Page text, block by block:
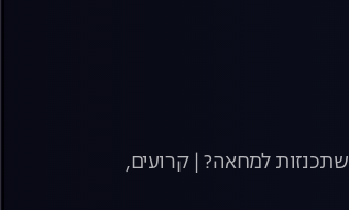
למחאה? | קרועים,